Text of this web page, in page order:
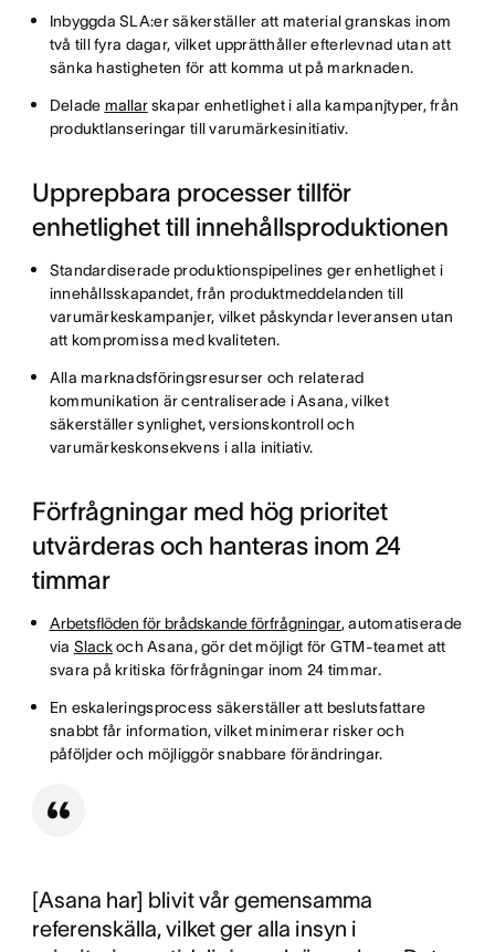
Inbyggda SLA:er säkerställer att material granskas inom
två till fyra dagar, vilket upprätthåller efterlevnad utan att
sänka hastigheten för att komma ut på marknaden.
Delade mallarskapar enhetlighet i alla kampanjtyper, från
produktlanseringar till varumärkesinitiativ.
Upprepbara processer tillför
enhetlighet till innehållsproduktionen
Standardiserade produktionspipelines ger enhetlighet i
innehållsskapandet, från produktmeddelanden till
varumärkeskampanjer, vilket påskyndar leveransen utan
att kompromissa med kvaliteten.
Alla marknadsföringsresurser och relaterad
kommunikation är centraliserade i Asana, vilket
säkerställer synlighet, versionskontroll och
varumärkeskonsekvens i alla initiativ.
Förfrågningar med hög prioritet
utvärderas och hanteras inom 24
timmar
Arbetsflöden för brådskande förfrågningar, automatiserade
via Slackoch Asana, gör det möjligt för GTM-teamet att
svara på kritiska förfrågningar inom 24 timmar.
En eskaleringsprocess säkerställer att beslutsfattare
snabbt får information, vilket minimerar risker och
påföljder och möjliggör snabbare förändringar.
[Asana har] blivit vår gemensamma
referenskälla, vilket ger alla insyn i